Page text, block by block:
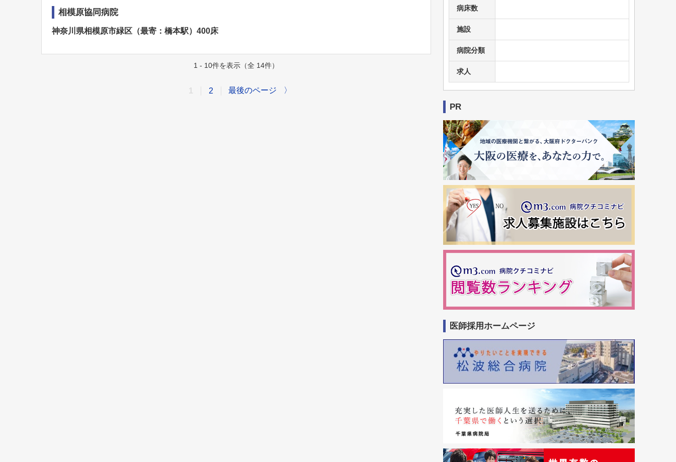
相模原協同病院
神奈川県相模原市緑区（最寄：橋本駅）400床
1 - 10件を表示（全 14件）
2 最後のページ 〉
病床数
施設
病院分類
求人
PR
医師採用ホームページ